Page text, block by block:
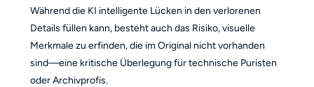
Während die KI intelligente Lücken in den verlorenen
Details füllen kann, besteht auch das Risiko, visuelle
Merkmale zu erfinden, die im Original nicht vorhanden
sind—eine kritische Überlegung für technische Puristen
oder Archivprofis.